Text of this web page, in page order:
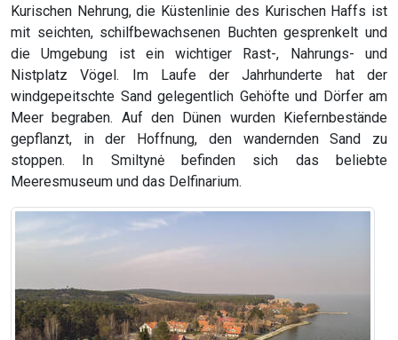
Kurischen Nehrung, die Küstenlinie des Kurischen Haffs ist
mit seichten, schilfbewachsenen Buchten gesprenkelt und
die Umgebung ist ein wichtiger Rast-, Nahrungs- und
Nistplatz Vögel. Im Laufe der Jahrhunderte hat der
windgepeitschte Sand gelegentlich Gehöfte und Dörfer am
Meer begraben. Auf den Dünen wurden Kiefernbestände
gepflanzt, in der Hoffnung, den wandernden Sand zu
stoppen. In Smiltynė befinden sich das beliebte
Meeresmuseum und das Delfinarium.